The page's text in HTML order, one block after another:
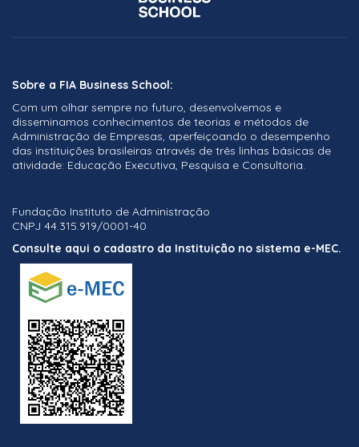
Sobre a FIA Business School:
Com um olhar sempre no futuro, desenvolvemos e
disseminamos conhecimentos de teorias e métodos de
Administração de Empresas, aperfeiçoando o desempenho
das instituições brasileiras através de três linhas básicas de
atividade: Educação Executiva, Pesquisa e Consultoria.
Fundação Instituto de Administração
CNPJ 44.315.919/0001-40
Consulte aqui o cadastro da Instituição no sistema e-MEC.